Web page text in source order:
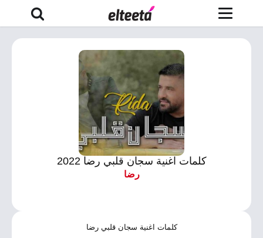
كلمات اغنية سجان قلبي رضا 2022
رضا
كلمات اغنية سجان قلبي رضا